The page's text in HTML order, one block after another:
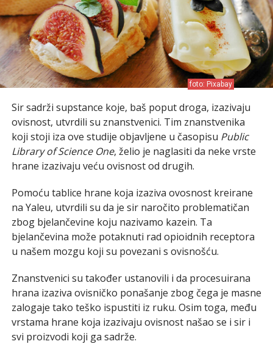
foto: Pixabay
Sir sadrži supstance koje, baš poput droga, izazivaju
ovisnost, utvrdili su znanstvenici. Tim znanstvenika
koji stoji iza ove studije objavljene u časopisu Public
Library of Science One, želio je naglasiti da neke vrste
hrane izazivaju veću ovisnost od drugih.
Pomoću tablice hrane koja izaziva ovosnost kreirane
na Yaleu, utvrdili su da je sir naročito problematičan
zbog bjelančevine koju nazivamo kazein. Ta
bjelančevina može potaknuti rad opioidnih receptora
u našem mozgu koji su povezani s ovisnošću.
Znanstvenici su također ustanovili i da procesuirana
hrana izaziva ovisničko ponašanje zbog čega je masne
zalogaje tako teško ispustiti iz ruku. Osim toga, među
vrstama hrane koja izazivaju ovisnost našao se i sir i
svi proizvodi koji ga sadrže.